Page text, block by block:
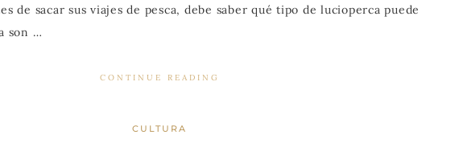
de sacar sus viajes de pesca, debe saber qué tipo de lucioperca puede
son …
CONTINUE READING
CULTURA